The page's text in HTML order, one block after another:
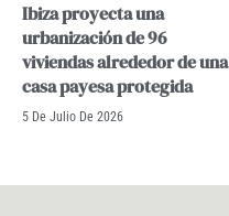
Ibiza proyecta una
urbanización de 96
viviendas alrededor de una
casa payesa protegida
5 De Julio De 2026